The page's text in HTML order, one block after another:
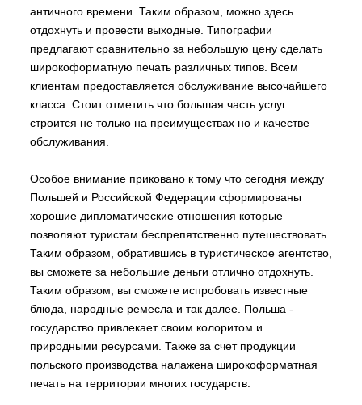
античного времени. Таким образом, можно здесь
отдохнуть и провести выходные. Типографии
предлагают сравнительно за небольшую цену сделать
широкоформатную печать различных типов. Всем
клиентам предоставляется обслуживание высочайшего
класса. Стоит отметить что большая часть услуг
строится не только на преимуществах но и качестве
обслуживания.
Особое внимание приковано к тому что сегодня между
Польшей и Российской Федерации сформированы
хорошие дипломатические отношения которые
позволяют туристам беспрепятственно путешествовать.
Таким образом, обратившись в туристическое агентство,
вы сможете за небольшие деньги отлично отдохнуть.
Таким образом, вы сможете испробовать известные
блюда, народные ремесла и так далее. Польша -
государство привлекает своим колоритом и
природными ресурсами. Также за счет продукции
польского производства налажена широкоформатная
печать на территории многих государств.